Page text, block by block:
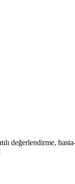
değerlendirme,